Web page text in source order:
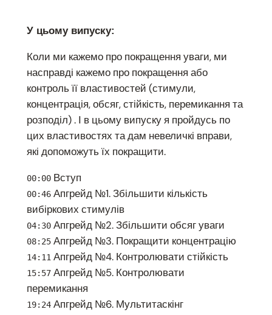
У цьому випуску:
Коли ми кажемо про покращення уваги, ми
насправді кажемо про покращення або
контроль її властивостей (стимули,
концентрація, обсяг, стійкість, перемикання та
розподіл) . І в цьому випуску я пройдусь по
цих властивостях та дам невеличкі вправи,
які допоможуть їх покращити.
00:00Вступ
00:46Апгрейд №1. Збільшити кількість
вибіркових стимулів
04:30Апгрейд №2. Збільшити обсяг уваги
08:25Апгрейд №3. Покращити концентрацію
14:11Апгрейд №4. Контролювати стійкість
15:57Апгрейд №5. Контролювати
перемикання
19:24Апгрейд №6. Мультитаскінг